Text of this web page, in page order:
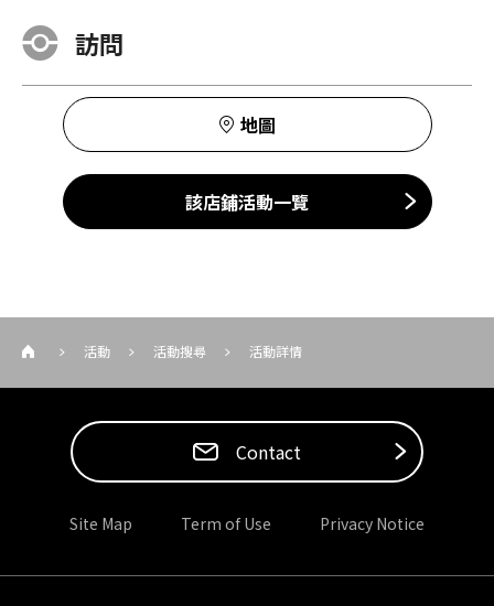
訪問
地圖
該店鋪活動一覽
活動 活動搜尋 活動詳情
Contact
Site Map Term of Use Privacy Notice